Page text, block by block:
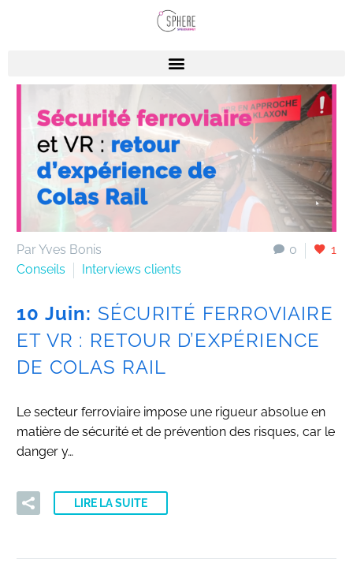
0 1
Par Yves Bonis
Conseils
Interviews clients
10 Juin: SÉCURITÉ FERROVIAIRE
ET VR : RETOUR D’EXPÉRIENCE
DE COLAS RAIL
Le secteur ferroviaire impose une rigueur absolue en
matière de sécurité et de prévention des risques, car le
danger y…
LIRE LA SUITE